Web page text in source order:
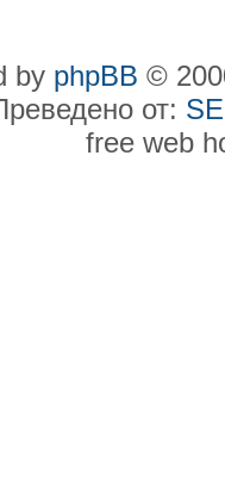
by phpBB ©
от:
free web